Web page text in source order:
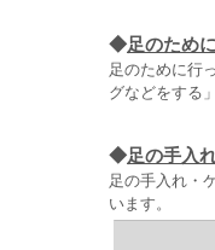
◆足のため
足のために行
グなどをする
◆足の手入
足の手入れ・
います。